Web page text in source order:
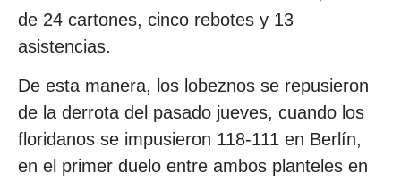
de 24 cartones, cinco rebotes y 13
asistencias.
De esta manera, los lobeznos se repusieron
de la derrota del pasado jueves, cuando los
floridanos se impusieron 118-111 en Berlín,
en el primer duelo entre ambos planteles en